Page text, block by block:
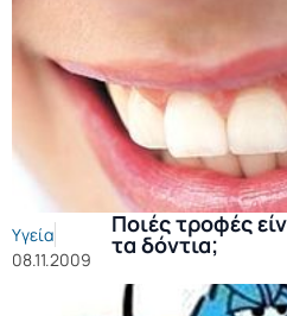
Υγεία
08.11.2009
Ποιές τροφές
τα δόντια;